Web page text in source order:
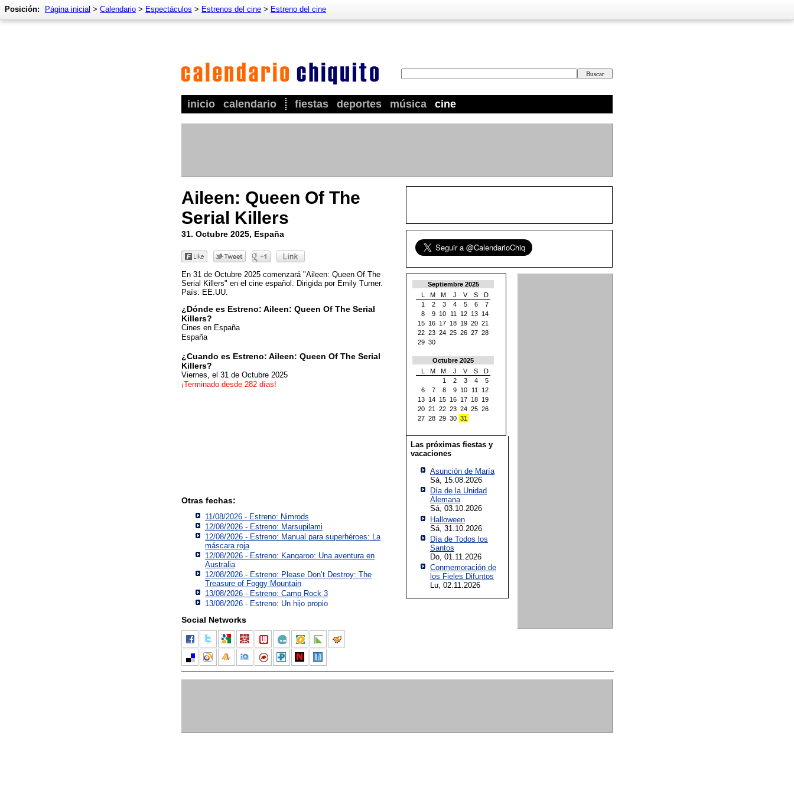
inicio calendario fiestas deportes música cine
Posición: Página inicial > Calendario > Espectáculos > Estrenos del cine > Estreno del cine
Aileen: Queen Of The
Serial Killers
31. Octubre 2025, España
En 31 de Octubre 2025 comenzará "Aileen: Queen Of The
Serial Killers" en el cine español. Dirigida por Emily Turner.
País: EE.UU.
¿Dónde es Estreno: Aileen: Queen Of The Serial
Killers?
Cines en España
España
¿Cuando es Estreno: Aileen: Queen Of The Serial
Killers?
Viernes, el 31 de Octubre 2025
¡Terminado desde 282 días!
Otras fechas:
11/08/2026 - Estreno: Nimrods
12/08/2026 - Estreno: Marsupilami
12/08/2026 - Estreno: Manual para superhéroes: La
máscara roja
12/08/2026 - Estreno: Kangaroo: Una aventura en
Australia
12/08/2026 - Estreno: Please Don’t Destroy: The
Treasure of Foggy Mountain
13/08/2026 - Estreno: Camp Rock 3
13/08/2026 - Estreno: Un hijo propio
Social Networks
Septiembre 2025
L
M M J V S
D
1
2 3 4 5 6
7
8
9 10 11 12 13 14
15 16 17 18 19 20 21
22 23 24 25 26 27 28
29 30
Octubre 2025
L
M M J V S
D
1
2 3 4
5
6
7 8 9 10 11
12
13 14 15 16 17 18 19
20 21 22 23 24 25 26
27 28 29 30 31
Las próximas fiestas y
vacaciones
Asunción de María
Sá, 15.08.2026
Día de la Unidad
Alemana
Sá, 03.10.2026
Halloween
Sá, 31.10.2026
Día de Todos los
Santos
Do, 01.11.2026
Conmemoración de
los Fieles Difuntos
Lu, 02.11.2026